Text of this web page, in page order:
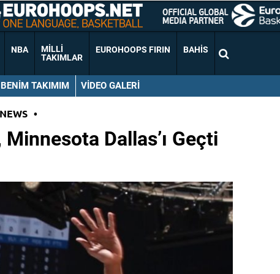
NBA
MILLI
TAKIMLAR
EUROHOOPS FIRIN BAHIS
BENIM TAKIMIM VIDEO GALERI
•
Minnesota Dallas’ı Geçti